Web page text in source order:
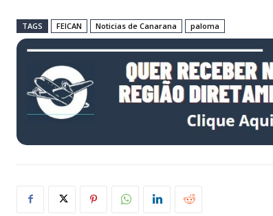
TAGS FEICAN Noticias de Canarana paloma